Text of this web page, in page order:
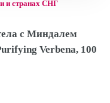
и странах СНГ
с Миндалем
Verbena, 100